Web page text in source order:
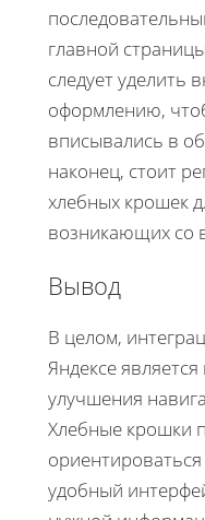
главной
следует уделить
оформлению,
вписывались в
наконец, стоит
хлебных крошек
возникающих со
Вывод
В целом,
Яндексе
улучшения
Хлебные крошки
удобный